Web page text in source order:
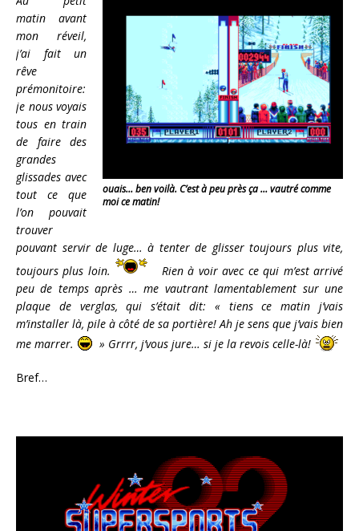
ouais… ben voilà. C’est à peu près ça … vautré comme
moi ce matin!
matin avant
mon réveil,
j’ai fait un
rêve
prémonitoire:
je nous voyais
tous en train
de faire des
grandes
glissades avec
tout ce que
l’on pouvait
trouver
pouvant servir de luge… à tenter de glisser toujours plus vite,
toujours plus loin.
Rien à voir avec ce qui m’est arrivé
peu de temps après … me vautrant lamentablement sur une
plaque de verglas, qui s’était dit: « tiens ce matin j’vais
m’installer là, pile à côté de sa portière! Ah je sens que j’vais bien
me marrer.
» Grrrr, j’vous jure… si je la revois celle-là!
Bref…